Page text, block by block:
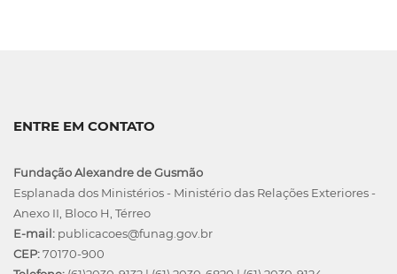
ENTRE EM CONTATO
Fundação Alexandre de Gusmão
Esplanada dos Ministérios - Ministério das Relações Exteriores -
Anexo II, Bloco H, Térreo
E-mail: publicacoes@funag.gov.br
CEP:70170-900